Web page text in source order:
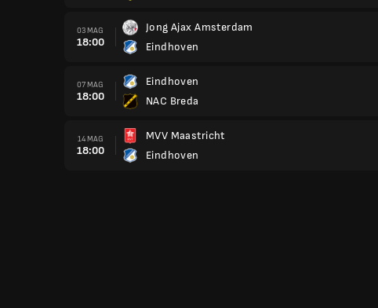
03 MAG
18:00
Jong Ajax Amsterdam
Eindhoven
07 MAG
18:00
Eindhoven
NAC Breda
14 MAG
18:00
MVV Maastricht
Eindhoven